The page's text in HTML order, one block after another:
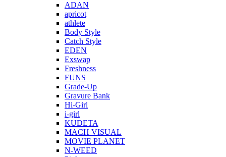
ADAN
apricot
athlete
Body Style
Catch Style
EDEN
Exswap
Freshness
FUNS
Grade-Up
Gravure Bank
Hi-Girl
i-girl
KUDETA
MACH VISUAL
MOVIE PLANET
N-WEED